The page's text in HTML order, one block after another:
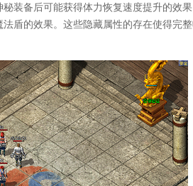
装备后可能获得体力恢复速度提升的效
盾的效果。这些隐藏属性的存在使得完